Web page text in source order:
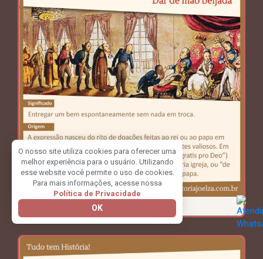
O nosso site utiliza cookies para oferecer uma
melhor experiência para o usuário. Utilizando
esse website você permite o uso de cookies.
Para mais informações, acesse nossa
Política de Privacidade
OK